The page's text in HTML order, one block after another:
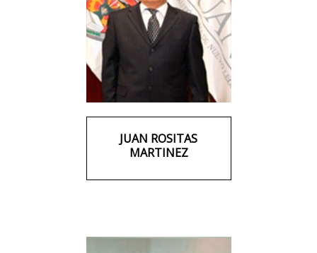
JUAN ROSITAS
MARTINEZ